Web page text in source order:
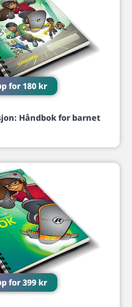
for 180 kr
Håndbok for barnet
for399 kr